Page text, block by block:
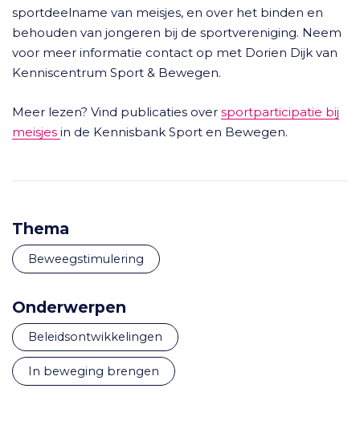
sportdeelname van meisjes, en over het binden en
behouden van jongeren bij de sportvereniging. Neem
voor meer informatie contact op met Dorien Dijk van
Kenniscentrum Sport & Bewegen.
Meer lezen? Vind publicaties over sportparticipatie bij
meisjes in de Kennisbank Sport en Bewegen.
Thema
Beweegstimulering
Onderwerpen
beleidsontwikkelingen
in beweging brengen